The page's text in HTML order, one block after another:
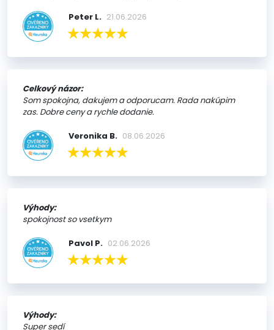
Peter L. 21.06.2026
Celkový názor:
Som spokojna, dakujem a odporucam. Rada nakúpim
zas. Dobre ceny a rychle dodanie.
Veronika B. 08.06.2026
Výhody:
spokojnost so vsetkym
Pavol P. 02.06.2026
Výhody:
Super sedí